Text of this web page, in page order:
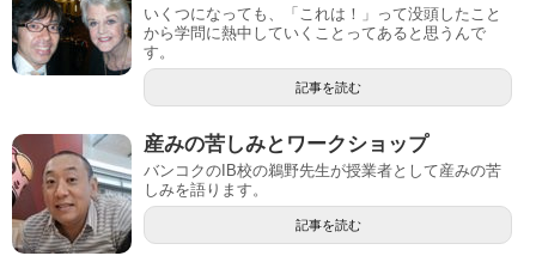
いくつになっても、「これは！」って没頭したこと
から学問に熱中していくことってあると思うんで
す。
記事を読む
産みの苦しみとワークショップ
バンコクのIB校の鵜野先生が授業者として産みの苦
しみを語ります。
記事を読む